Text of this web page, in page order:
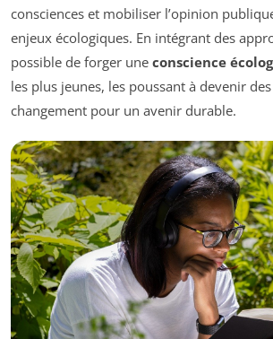
consciences et mobiliser l’opinion
enjeux écologiques. En intégrant des
possible de forger une conscience
les plus jeunes, les poussant à devenir
changement pour un avenir durable.